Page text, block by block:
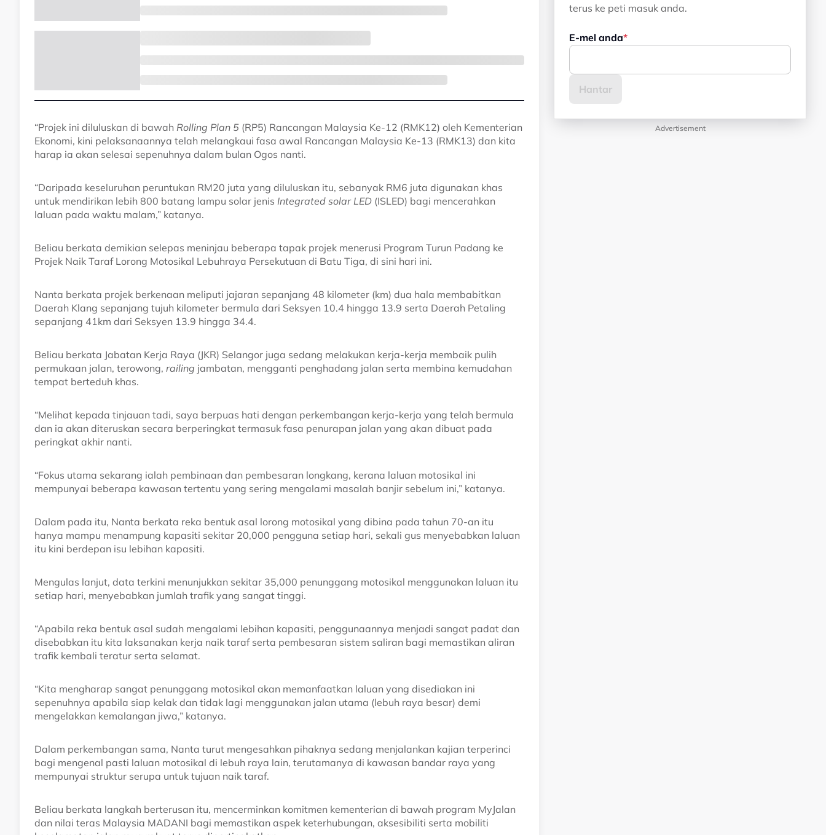
“Projek ini diluluskan di bawah Rolling Plan 5 (RP5) Rancangan Malaysia Ke-12 (RMK12) oleh Kementerian
Ekonomi, kini pelaksanaannya telah melangkaui fasa awal Rancangan Malaysia Ke-13 (RMK13) dan kita
harap ia akan selesai sepenuhnya dalam bulan Ogos nanti.
“Daripada keseluruhan peruntukan RM20 juta yang diluluskan itu, sebanyak RM6 juta digunakan khas
untuk mendirikan lebih 800 batang lampu solar jenis Integrated solar LED (ISLED) bagi mencerahkan
laluan pada waktu malam,” katanya.
Beliau berkata demikian selepas meninjau beberapa tapak projek menerusi Program Turun Padang ke
Projek Naik Taraf Lorong Motosikal Lebuhraya Persekutuan di Batu Tiga, di sini hari ini.
Nanta berkata projek berkenaan meliputi jajaran sepanjang 48 kilometer (km) dua hala membabitkan
Daerah Klang sepanjang tujuh kilometer bermula dari Seksyen 10.4 hingga 13.9 serta Daerah Petaling
sepanjang 41km dari Seksyen 13.9 hingga 34.4.
Beliau berkata Jabatan Kerja Raya (JKR) Selangor juga sedang melakukan kerja-kerja membaik pulih
permukaan jalan, terowong, railing jambatan, mengganti penghadang jalan serta membina kemudahan
tempat berteduh khas.
“Melihat kepada tinjauan tadi, saya berpuas hati dengan perkembangan kerja-kerja yang telah bermula
dan ia akan diteruskan secara berperingkat termasuk fasa penurapan jalan yang akan dibuat pada
peringkat akhir nanti.
“Fokus utama sekarang ialah pembinaan dan pembesaran longkang, kerana laluan motosikal ini
mempunyai beberapa kawasan tertentu yang sering mengalami masalah banjir sebelum ini,” katanya.
Dalam pada itu, Nanta berkata reka bentuk asal lorong motosikal yang dibina pada tahun 70-an itu
hanya mampu menampung kapasiti sekitar 20,000 pengguna setiap hari, sekali gus menyebabkan laluan
itu kini berdepan isu lebihan kapasiti.
Mengulas lanjut, data terkini menunjukkan sekitar 35,000 penunggang motosikal menggunakan laluan itu
setiap hari, menyebabkan jumlah trafik yang sangat tinggi.
“Apabila reka bentuk asal sudah mengalami lebihan kapasiti, penggunaannya menjadi sangat padat dan
disebabkan itu kita laksanakan kerja naik taraf serta pembesaran sistem saliran bagi memastikan aliran
trafik kembali teratur serta selamat.
“Kita mengharap sangat penunggang motosikal akan memanfaatkan laluan yang disediakan ini
sepenuhnya apabila siap kelak dan tidak lagi menggunakan jalan utama (lebuh raya besar) demi
mengelakkan kemalangan jiwa,” katanya.
Dalam perkembangan sama, Nanta turut mengesahkan pihaknya sedang menjalankan kajian terperinci
bagi mengenal pasti laluan motosikal di lebuh raya lain, terutamanya di kawasan bandar raya yang
mempunyai struktur serupa untuk tujuan naik taraf.
Beliau berkata langkah berterusan itu, mencerminkan komitmen kementerian di bawah program MyJalan
dan nilai teras Malaysia MADANI bagi memastikan aspek keterhubungan, aksesibiliti serta mobiliti
terus ke peti masuk anda.
E-mel anda
Advertisement